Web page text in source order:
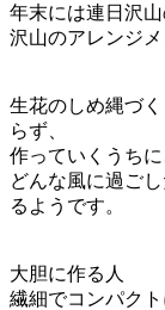
年末には連日沢山
沢山のアレンジ
生花のしめ縄づ
らず、
作っていくうち
どんな風に過ご
るようです。
大胆に作る人
繊細でコンパクト